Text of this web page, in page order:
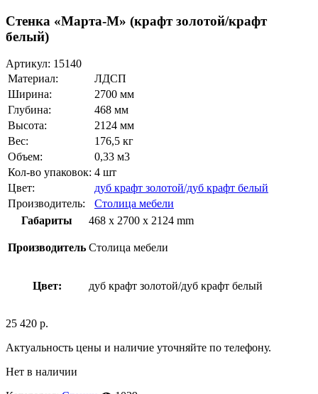
Стенка «Марта-М» (крафт золотой/крафт
белый)
Артикул: 15140
Материал:
ЛДСП
Ширина:
2700 мм
Глубина:
468 мм
Высота:
2124 мм
Вес:
176,5 кг
Объем:
0,33 м3
Кол-во упаковок: 4 шт
Цвет:
дуб крафт золотой/дуб крафт белый
Производитель:
Столица мебели
Габариты
468 x 2700 x 2124 mm
Производитель Столица мебели
Цвет: дуб крафт золотой/дуб крафт белый
25 420 р.
Актуальность цены и наличие уточняйте по телефону.
Нет в наличии